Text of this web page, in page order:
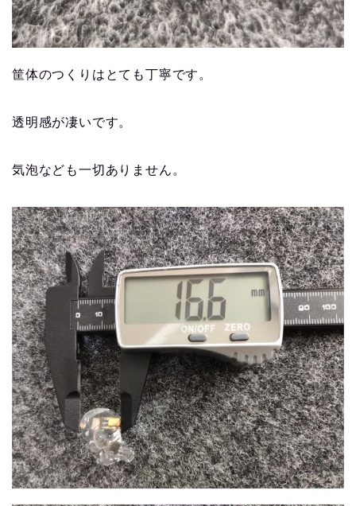
筐体のつくりはとても丁寧です。
透明感が凄いです。
気泡なども一切ありません。